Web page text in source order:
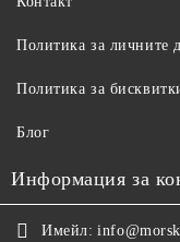
Политика за личните
Политика за
Блог
Информация за
Имейл: